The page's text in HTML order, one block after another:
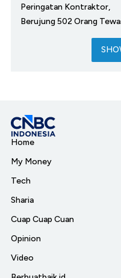
Peringatan Kontraktor,
Berujung 502 Orang
Home
My Money
Tech
Sharia
Cuap Cuap Cuan
Opinion
Video